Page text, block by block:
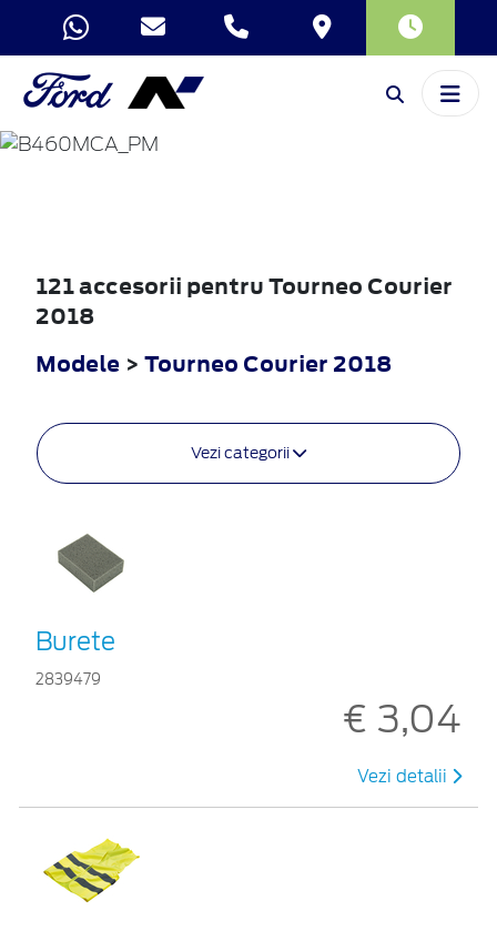
TOURNEO
COURIER
121 accesorii pentru Tourneo Courier
2018
Modele > Tourneo Courier 2018
Vezi categorii
Burete
2839479
€ 3,04
Vezi detalii